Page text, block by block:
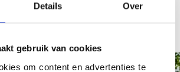
Details Over
gebruik van cookies
om content en advertenties te